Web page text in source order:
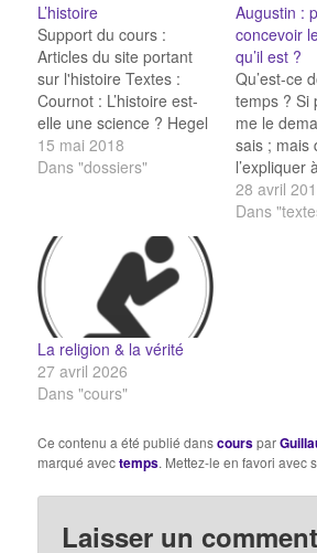
L’histoire
Support du cours :
Articles du site portant
sur l'histoire Textes :
Cournot : L’histoire est-
elle une science ? Hegel
: L’Histoire des hommes
a-t-elle un sens ? Hegel :
L’Histoire est-elle
influencée par les
passions individuelles ?
Hegel : Peut-on tirer
des…
15 mai 2018
Dans "dossiers"
Augustin :
concevoir
qu’il est ?
Qu’est-ce
temps ? Si
me le
sais ; mais
l’expliquer
demande,
pas ! Et
28 avril
Dans
La religion & la vérité
27 avril 2026
Dans "cours"
Ce contenu a été publié danscourspar
marqué avectemps. Mettez-le en favori avec
Laisser un